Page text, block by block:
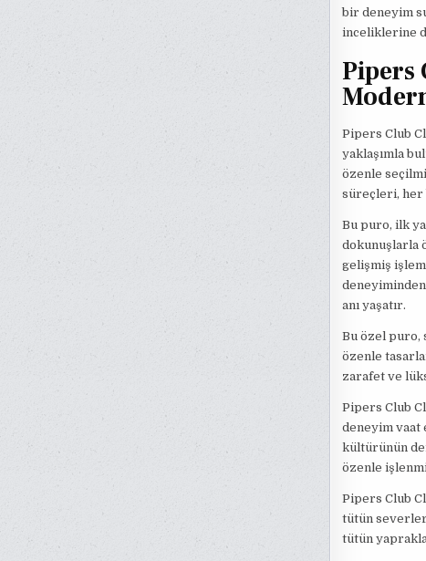
bir deneyim
inceliklerine
Pipers
Pipers Club
yaklaşımla
özenle
süreçleri, her
Bu puro, ilk
dokunuşlarla
gelişmiş
anı yaşatır.
Bu özel puro,
özenle
zarafet ve
Pipers Club
deneyim vaat
kültürünün
özenle
Pipers Club
tütün
tütün